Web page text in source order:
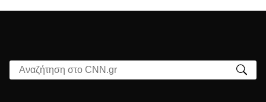
Αναζήτηση στο CNN.gr